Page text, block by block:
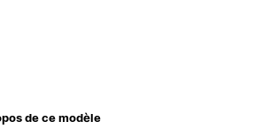
de ce modèle